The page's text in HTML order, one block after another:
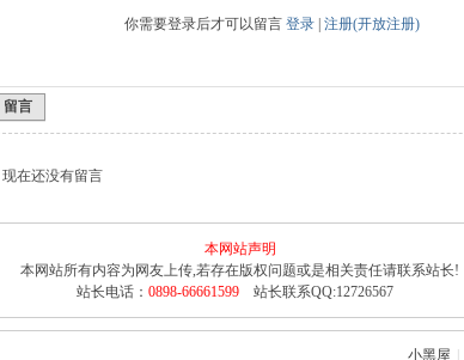
你需要登录后才可以留言 登录| 注册(开放注册)
留言
现在还没有留言
本网站声明
本网站所有内容为网友上传,若存在版权问题或是相关责任请联系站长!
站长电话： 0898-66661599站长联系QQ:12726567
小黑屋